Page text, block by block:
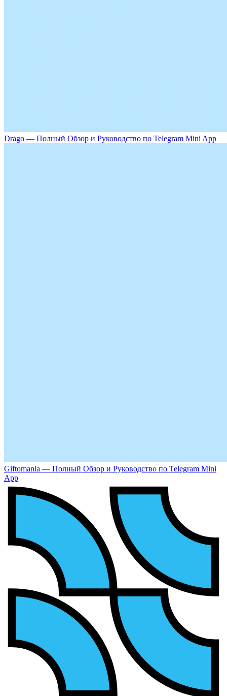
Drago — Полный Обзор и Руководство по Telegram Mini App
Giftomania — Полный Обзор и Руководство по Telegram Mini
App